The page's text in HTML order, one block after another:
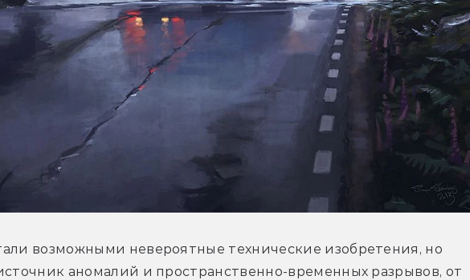
возможными невероятные технические изобретения, но
аномалий и пространственно-временных разрывов, от